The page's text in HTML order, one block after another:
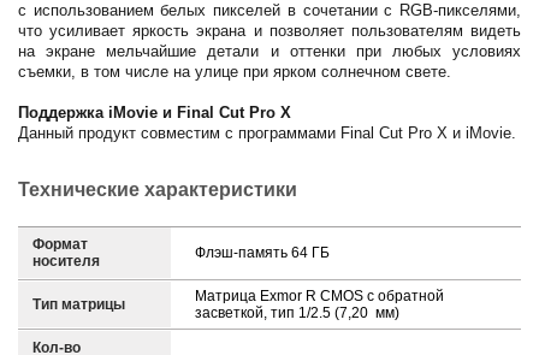
с использованием белых пикселей в сочетании с RGB-пикселями,
что усиливает яркость экрана и позволяет пользователям видеть
на экране мельчайшие детали и оттенки при любых условиях
съемки, в том числе на улице при ярком солнечном свете.
Поддержка iMovie и Final Cut Pro X
Данный продукт совместим с программами Final Cut Pro X и iMovie.
Технические характеристики
Формат
носителя
Флэш-память 64 ГБ
Тип матрицы
Матрица Exmor R CMOS с обратной
засветкой, тип 1/2.5 (7,20 мм)
Кол-во